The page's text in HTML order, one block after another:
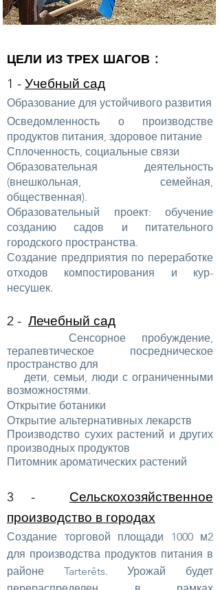
ЦЕЛИ ИЗ ТРЕХ ШАГОВ :
1 - Учебный сад
Образование для устойчивого развития
Осведомленность о производстве
продуктов питания, здоровое питание
Сплоченность, социальные связи
Образовательная деятельность
(внешкольная, семейная,
общественная).
Образовательный проект: обучение
созданию садов и питательного
городского пространства.
Создание предприятия по переработке
отходов компостирования и кур-
несушек.
2 - Лечебный сад
Сенсорное пробуждение,
терапевтическое посредническое
пространство для
дети, семьи, люди с ограниченными
возможностями.
Открытие ботаники
Открытие альтернативных лекарств
Производство сухих растений и других
производных продуктов
Питомник ароматических растений
3 - Сельскохозяйственное
производство в городах
Создание торговой площади 1000 м2
для производства продуктов питания в
районе Tarterêts. Урожай будет